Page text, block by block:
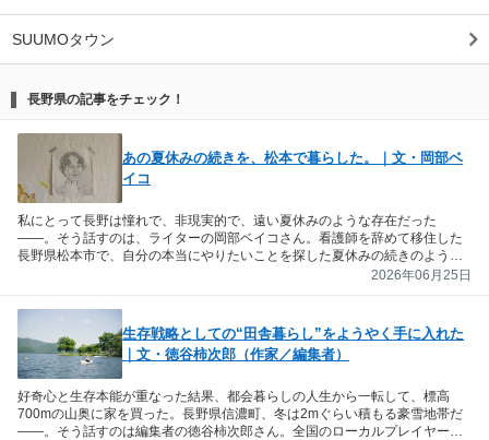
SUUMOタウン
長野県の記事をチェック！
あの夏休みの続きを、松本で暮らした。｜文・岡部ベ
イコ
私にとって長野は憧れで、非現実的で、遠い夏休みのような存在だった
――。そう話すのは、ライターの岡部ベイコさん。看護師を辞めて移住した
長野県松本市で、自分の本当にやりたいことを探した夏休みの続きのような
2026年06月25日
生存戦略としての“田舎暮らし”をようやく手に入れた
｜文・徳谷柿次郎（作家／編集者）
好奇心と生存本能が重なった結果、都会暮らしの人生から一転して、標高
700mの山奥に家を買った。長野県信濃町、冬は2mぐらい積もる豪雪地帯だ
――。そう話すのは編集者の徳谷柿次郎さん。全国のローカルプレイヤーに